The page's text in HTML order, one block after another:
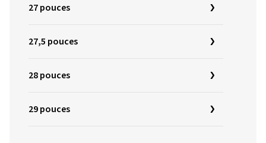
27 pouces
27,5 pouces
28 pouces
29 pouces